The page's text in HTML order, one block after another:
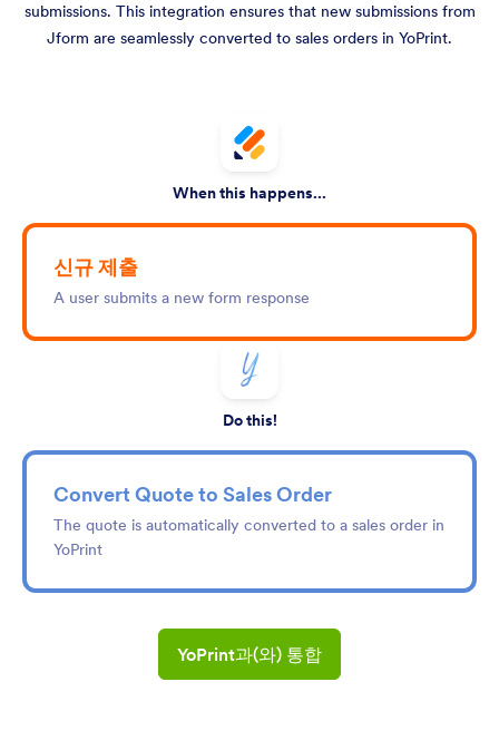
submissions. This integration ensures that new submissions from
Jform are seamlessly converted to sales orders in YoPrint.
When this happens...
신규 제출
A user submits a new form response
Do this!
Convert Quote to Sales Order
The quote is automatically converted to a sales order in
YoPrint
YoPrint과(와) 통합